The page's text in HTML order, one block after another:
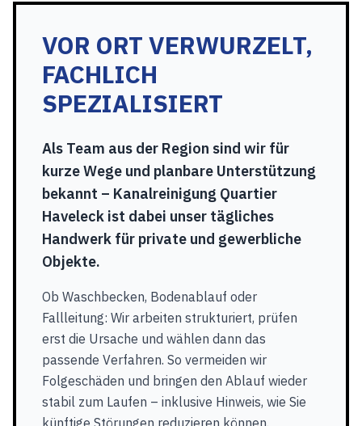
VOR ORT VERWURZELT,
FACHLICH
SPEZIALISIERT
Als Team aus der Region sind wir für
kurze Wege und planbare Unterstützung
bekannt – Kanalreinigung Quartier
Haveleck ist dabei unser tägliches
Handwerk für private und gewerbliche
Objekte.
Ob Waschbecken, Bodenablauf oder
Fallleitung: Wir arbeiten strukturiert, prüfen
erst die Ursache und wählen dann das
passende Verfahren. So vermeiden wir
Folgeschäden und bringen den Ablauf wieder
stabil zum Laufen – inklusive Hinweis, wie Sie
künftige Störungen reduzieren können.